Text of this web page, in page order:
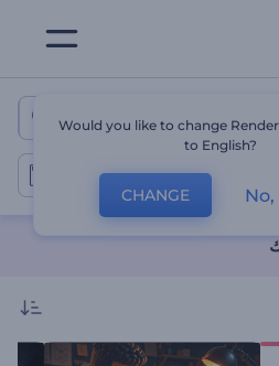
احتياجاتك
Would you like to change
to English?
CHANGE